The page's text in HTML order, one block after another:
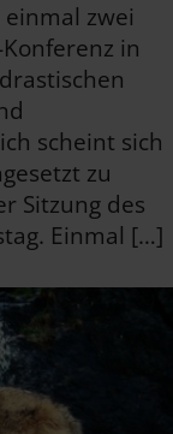
zwei
in
scheint sich
zu
Sitzung des
Einmal […]